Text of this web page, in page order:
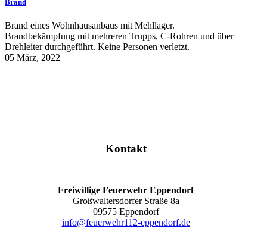
Brand
Brand eines Wohnhausanbaus mit Mehllager.
Brandbekämpfung mit mehreren Trupps, C-Rohren und über
Drehleiter durchgeführt. Keine Personen verletzt.
05 März, 2022
Kontakt
Freiwillige Feuerwehr Eppendorf
Großwaltersdorfer Straße 8a
09575 Eppendorf
info@feuerwehr112-eppendorf.de